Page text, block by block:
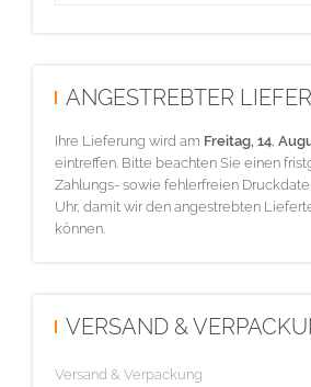
ANGESTREBTER
Ihre Lieferung wird am Freitag, 14.
eintreffen. Bitte beachten Sie einen
Zahlungs- sowie fehlerfreien
Uhr, damit wir den angestrebten
können.
VERSAND &
Versand & Verpackung